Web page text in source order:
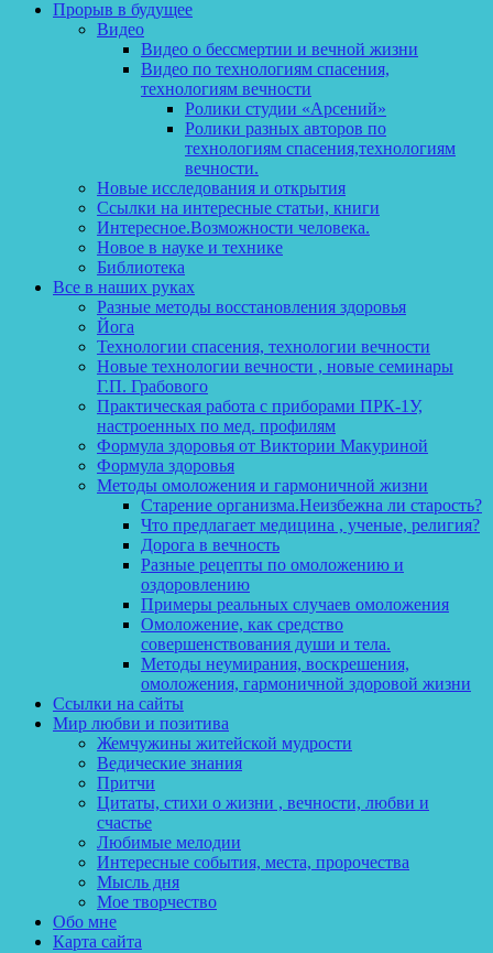
Прорыв в будущее
Видео
Видео о бессмертии и вечной жизни
Видео по технологиям спасения,
технологиям вечности
Ролики студии «Арсений»
Ролики разных авторов по
технологиям спасения,технологиям
вечности.
Новые исследования и открытия
Ссылки на интересные статьи, книги
Интересное.Возможности человека.
Новое в науке и технике
Библиотека
Все в наших руках
Разные методы восстановления здоровья
Йога
Технологии спасения, технологии вечности
Новые технологии вечности , новые семинары
Г.П. Грабового
Практическая работа с приборами ПРК-1У,
настроенных по мед. профилям
Формула здоровья от Виктории Макуриной
Формула здоровья
Методы омоложения и гармоничной жизни
Старение организма.Неизбежна ли старость?
Что предлагает медицина , ученые, религия?
Дорога в вечность
Разные рецепты по омоложению и
оздоровлению
Примеры реальных случаев омоложения
Омоложение, как средство
совершенствования души и тела.
Методы неумирания, воскрешения,
омоложения, гармоничной здоровой жизни
Ссылки на сайты
Мир любви и позитива
Жемчужины житейской мудрости
Ведические знания
Притчи
Цитаты, стихи о жизни , вечности, любви и
счастье
Любимые мелодии
Интересные события, места, пророчества
Мысль дня
Мое творчество
Обо мне
Карта сайта